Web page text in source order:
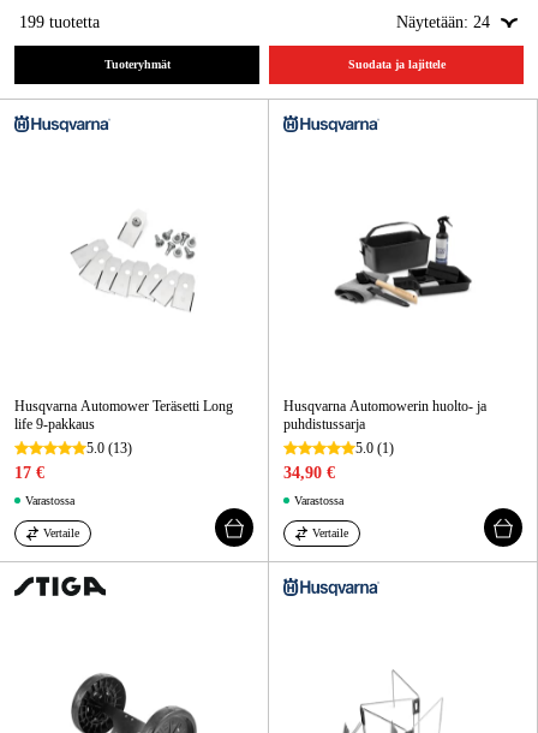
Sähkö ja rakentaminen
Metsä & Puutarha
Kampanjat
Artikkelit & Oppaat
199 tuotetta Näytetään: 24
Tuoteryhmät Suodata ja lajittele
Husqvarna Automower Teräsetti Long
life 9-pakkaus
5.0 (13)
17 €
Varastossa
Vertaile
Husqvarna Automowerin huolto- ja
puhdistussarja
5.0 (1)
34,90 €
Varastossa
Vertaile